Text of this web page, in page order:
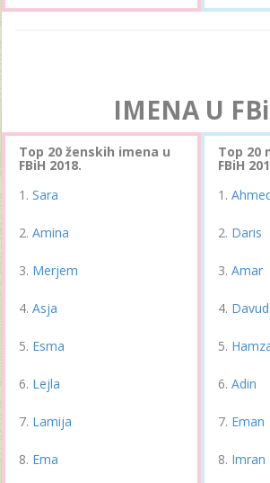
IMENA U
Top 20 ženskih imena u
FBiH 2018.
Sara
Amina
Merjem
Asja
Esma
Lejla
Lamija
Ema
Top 20
FBiH
Daris
Amar
Davud
Adin
Eman
Imran